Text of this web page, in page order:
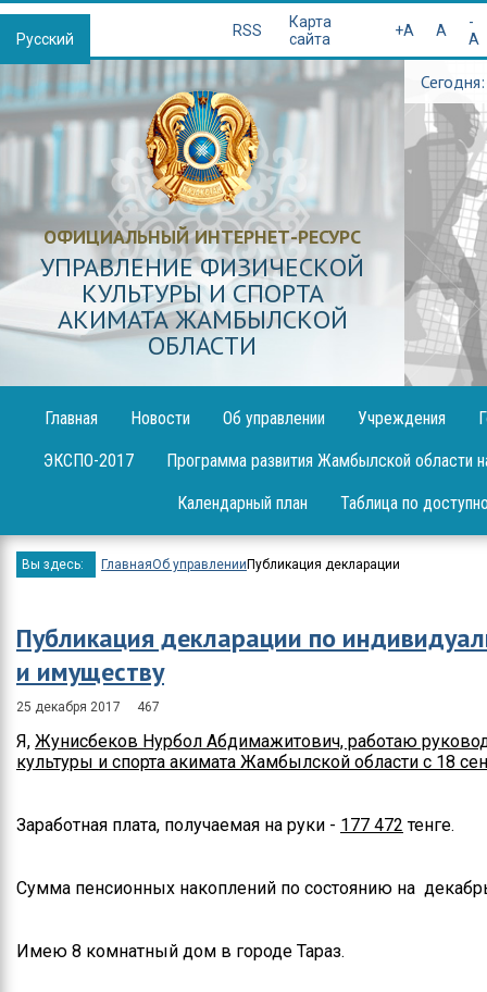
Русский
RSS
Карта
сайта
+A A
-
A
ОФИЦИАЛЬНЫЙ ИНТЕРНЕТ-РЕСУРС
УПРАВЛЕНИЕ ФИЗИЧЕСКОЙ
КУЛЬТУРЫ И СПОРТА
АКИМАТА ЖАМБЫЛСКОЙ
ОБЛАСТИ
Главная Новости
Об управлении
Публикация
декларации
Вопрос-ответ
Проекты
Положение
Приём физических и
юридических лиц
Официальные
Вакансии
Учреждения
ЭКСПО-2017 Программа развития Жамбылской области
Календарный план Таблица по
Вы здесь: ГлавнаяОб управлении Публикация декларации
Публикация декларации по
и имуществу
25 декабря 2017 467
Я, Жунисбеков Нурбол Абдимажитович, работаю
культуры и спорта акимата Жамбылской области с 18
Заработная плата, получаемая на руки - 177 472 тенге.
Сумма пенсионных накоплений по состоянию на
Имею 8 комнатный дом в городе Тараз.